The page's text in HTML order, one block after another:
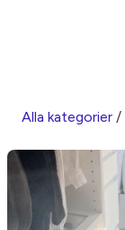
Alla kategorier /